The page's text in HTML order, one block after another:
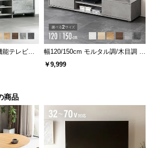
能テレビボ
ン収納・
幅120/150cm モルタル調/木目調 オ
ープン収納・扉収納付きテレビボ
￥9,999
商品